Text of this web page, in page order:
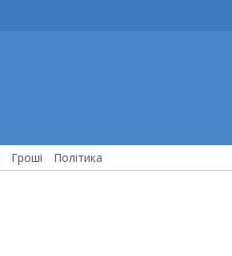
Гроші Політика